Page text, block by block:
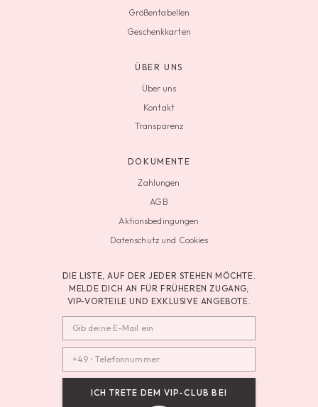
Größentabellen
Geschenkkarten
ÜBER UNS
Über uns
Kontakt
Transparenz
DOKUMENTE
Zahlungen
AGB
Aktionsbedingungen
Datenschutz und Cookies
DIE LISTE, AUF DER JEDER STEHEN MÖCHTE.
MELDE DICH AN FÜR FRÜHEREN ZUGANG,
VIP-VORTEILE UND EXKLUSIVE ANGEBOTE.
ICH TRETE DEM VIP-CLUB BEI